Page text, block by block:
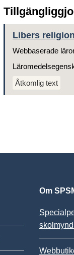
Libers
Webbaserade
Åtkomlig text
Om